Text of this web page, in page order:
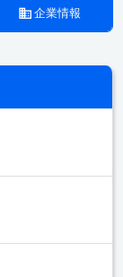
企業情報